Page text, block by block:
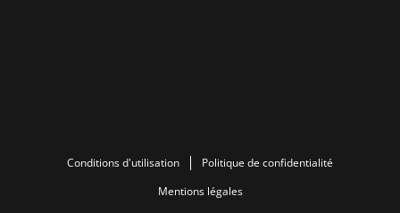
Conditions d'utilisation
Politique de confidentialité
Mentions légales